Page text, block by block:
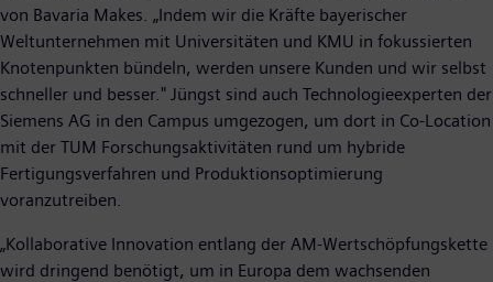
von Bavaria Makes. „Indem wir die Kräfte bayerischer
Weltunternehmen mit Universitäten und KMU in fokussierten
Knotenpunkten bündeln, werden unsere Kunden und wir selbst
schneller und besser." Jüngst sind auch Technologieexperten der
Siemens AG in den Campus umgezogen, um dort in Co-Location
mit der TUM Forschungsaktivitäten rund um hybride
Fertigungsverfahren und Produktionsoptimierung
voranzutreiben.
„Kollaborative Innovation entlang der AM-Wertschöpfungskette
wird dringend benötigt, um in Europa dem wachsenden